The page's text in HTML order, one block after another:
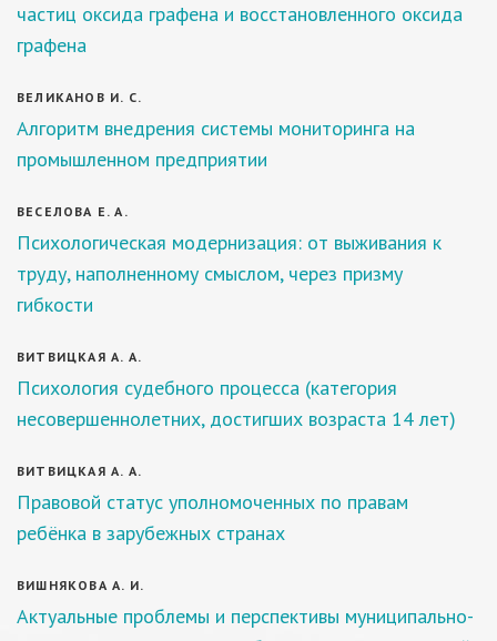
частиц оксида графена и восстановленного оксида
графена
ВЕЛИКАНОВ И. С.
Алгоритм внедрения системы мониторинга на
промышленном предприятии
ВЕСЕЛОВА Е. А.
Психологическая модернизация: от выживания к
труду, наполненному смыслом, через призму
гибкости
ВИТВИЦКАЯ А. А.
Психология судебного процесса (категория
несовершеннолетних, достигших возраста 14 лет)
ВИТВИЦКАЯ А. А.
Правовой статус уполномоченных по правам
ребёнка в зарубежных странах
ВИШНЯКОВА А. И.
Актуальные проблемы и перспективы муниципально-